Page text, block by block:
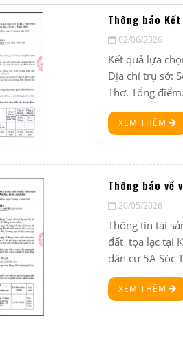
Thông báo
02/06/2026
Kết quả lựa
Địa chỉ trụ sở:
Thơ. Tổng
XEM THÊM
Thông báo về
20/05/2026
Thông tin tài
đất tọa lạc tại
dân cư 5A Sóc
XEM THÊM